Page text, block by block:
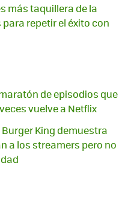
más taquillera de la
repetir el éxito con
de episodios que
vuelve a Netflix
King demuestra
a los streamers pero no